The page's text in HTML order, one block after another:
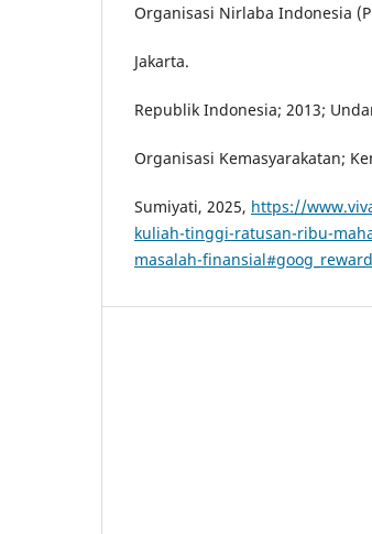
Organisasi Nirlaba Indonesia
Jakarta.
Republik Indonesia; 2013;
Organisasi Kemasyarakatan;
Sumiyati, 2025, https://
kuliah-tinggi-ratusan-ribu-
masalah-